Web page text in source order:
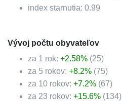
index starnutia: 0.99
Vývoj počtu obyvateľov
za 1 rok: +2.58% (25)
za 5 rokov: +8.2% (75)
za 10 rokov: +7.2% (67)
za 23 rokov: +15.6% (134)